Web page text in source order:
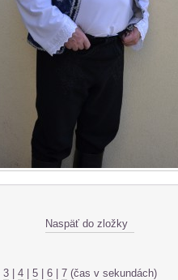
Naspäť do zložky
3 4 5 6 7 (čas v sekundách)